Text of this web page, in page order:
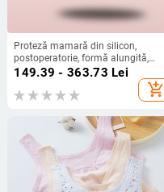
Proteză mamară din silicon,
postoperatorie, formă alungită,
înaltă calitate, respirabilă
149.39 - 363.73 Lei
add_shopping_cart